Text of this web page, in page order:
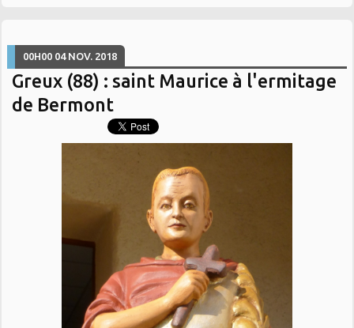
00H00 04 NOV. 2018
Greux (88) : saint Maurice à l'ermitage
de Bermont